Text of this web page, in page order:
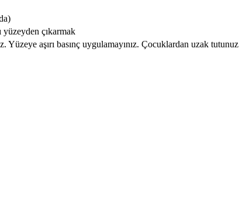
çıkarmak
aşırı basınç uygulamayınız. Çocuklardan uzak